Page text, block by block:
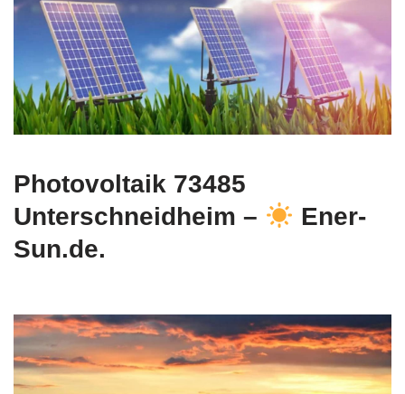
Photovoltaik 73485
Unterschneidheim –
Ener-
Sun.de.